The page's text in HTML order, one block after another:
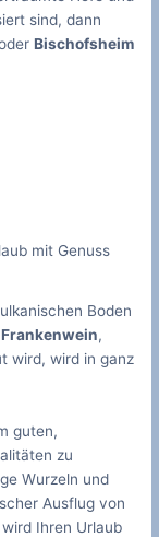
sind, dann
Bischofsheim
mit Genuss
Boden
Frankenwein,
wird, wird in ganz
guten,
zu
Wurzeln und
Ausflug von
Ihren Urlaub